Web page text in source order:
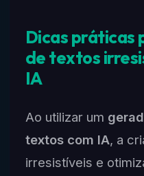
Dicas práticas
de textos
IA
Ao utilizar um
textos com IA, a
irresistíveis e